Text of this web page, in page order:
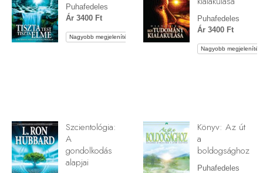
Puhafedeles
Ár 3400 Ft
Nagyobb megjelenítés
Puhafedeles
Ár 3400 Ft
Nagyobb megjelenítés
Szcientológia:
A
gondolkodás
alapjai
Könyv: Az út
a
boldogsághoz
Puhafedeles